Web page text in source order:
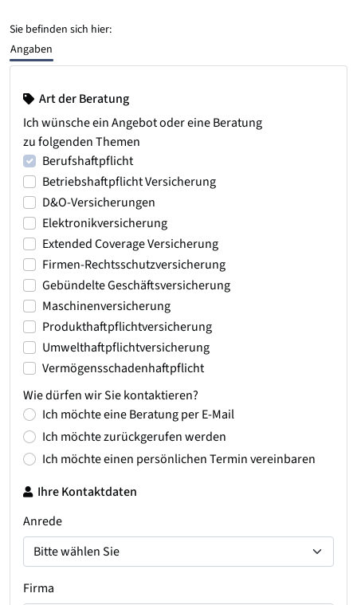
Sie befinden sich hier:
Angaben
Art der Beratung
Ich wünsche ein Angebot oder eine Beratung
zu folgenden Themen
Berufshaftpflicht
Betriebshaftpflicht Versicherung
D&O-Versicherungen
Elektronikversicherung
Extended Coverage Versicherung
Firmen-Rechtsschutzversicherung
Gebündelte Geschäftsversicherung
Maschinenversicherung
Produkthaftpflichtversicherung
Umwelthaftpflichtversicherung
Vermögensschadenhaftpflicht
Wie dürfen wir Sie kontaktieren?
Ich möchte eine Beratung per E-Mail
Ich möchte zurückgerufen werden
Ich möchte einen persönlichen Termin vereinbaren
Ihre Kontaktdaten
Anrede
Firma